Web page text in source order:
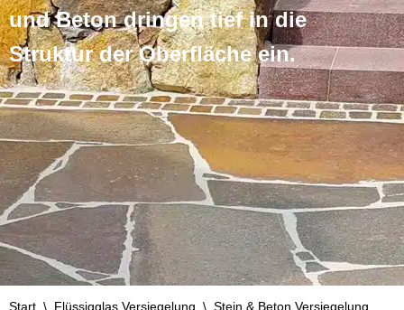
und Beton dringen tief in die
Struktur der Oberfläche ein.
Start \ Flüssigglas Versiegelung \ Stein & Beton Versiegelung